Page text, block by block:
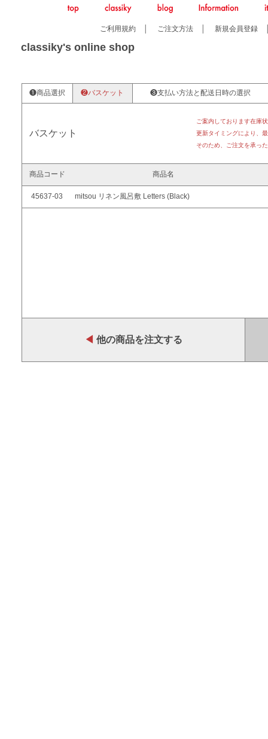
ご利用規約 ご注文方法 新規会員登録
classiky's online shop
❶商品選択 ❷バスケット ❸支払い方法と配送日時の選択
バスケット
ご案内しております在庫
更新タイミングにより、
そのため、ご注文を承っ
商品コード 商品名
45637-03 mitsou リネン風呂敷 Letters (Black)
◀ 他の商品を注文する